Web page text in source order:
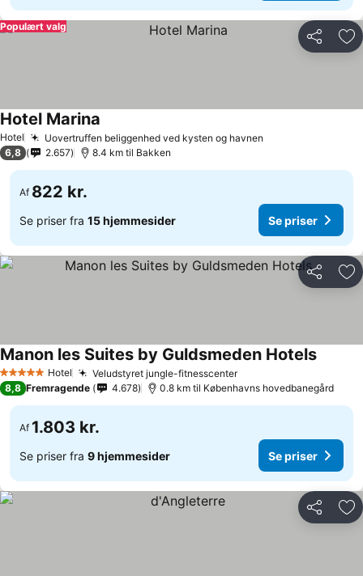
Del
Populært valg
Hotel Uovertruffen beliggenhed ved kysten og havnen
Hotel Marina
6,8 2.657 8.4 km til Bakken
Af 822 kr.
Se priser fra 15 hjemmesider Se priser
Del
5 Stjerner Hotel Veludstyret jungle-fitnesscenter
Manon les Suites by Guldsmeden Hotels
8,8 Fremragende 4.678 0.8 km til Københavns hovedbanegård
Af 1.803 kr.
Se priser fra 9 hjemmesider Se priser
Del